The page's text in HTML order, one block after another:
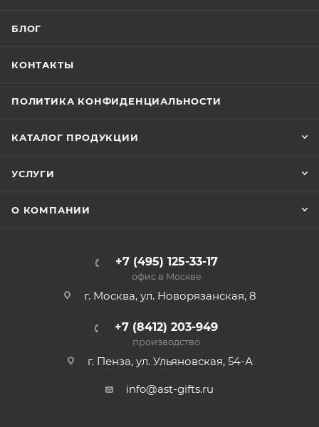
БЛОГ
КОНТАКТЫ
ПОЛИТИКА КОНФИДЕНЦИАЛЬНОСТИ
КАТАЛОГ ПРОДУКЦИИ
УСЛУГИ
О КОМПАНИИ
+7 (495) 125-33-17
офис в Москве
г. Москва, ул. Новорязанская, 8
+7 (8412) 203-949
производство
г. Пенза, ул. Ульяновская, 54-А
info@ast-gifts.ru